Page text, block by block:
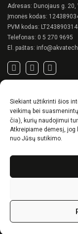
Siekiant užtikrinti šios
veikimą bei
čia), kurių naudojimui
Atkreipiame dėmesį,
nuo Jūsų sutikimo.
Adresas: Dunojaus g. 20,
Įmonės kodas:
PVM kodas: LT243890314
Telefonas: 0 5 270 9695
El. paštas:
Privatumo politika
Pirkimo sąlygos
Prekių pristatymo /
RENSON© -unikalūs
Gyvenimas lauke
Idėjos, kaip suskurti
Vipzone